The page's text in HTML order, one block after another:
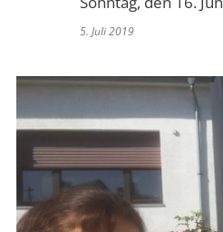
5. Juli 2019